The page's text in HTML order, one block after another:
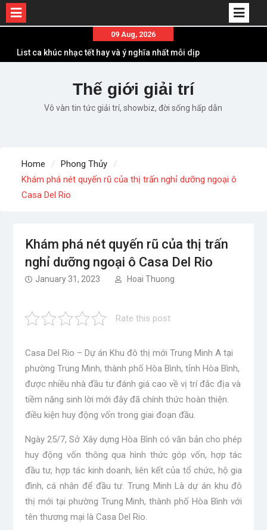
content
09 Aug, 2026
List ca khúc nhạc tết hay và ý nghĩa nhất mỗi dịp
Em ơi lên phố – Minh Vương: Màn comeback
“ngoạn mục” với triệu view
Những ca khúc nhạc xuân “sặc mùi” quảng cáo
Lời bài hát Chúng Ta của Hiện Tại – Sơn Tùng M-
TP – Full lyrics bản chuẩn
Thế giới giải trí
Vô vàn tin tức giải trí, showbiz, đời sống hấp dẫn
Home
Phong Thủy
Khám phá nét quyến rũ của thị trấn nghỉ dưỡng ngoại ô
Casa Del Rio
Khám phá nét quyến rũ của thị trấn
nghỉ dưỡng ngoại ô Casa Del Rio
January 31, 2023 Hoai Thuong
Rate this post
Casa Del Rio – Dự án Khu đô thị mới Trung Minh A tại
phường Trung Minh, thành phố Hòa Bình, tỉnh Hòa Bình,
được nhiều nhà đầu tư đánh giá cao về vị trí đắc địa và
tiềm năng sinh lời mới đây đã chính thức hoàn thiện.
điều kiện huy động vốn trong giai đoạn đầu.
Ngày 25/7, Sở Xây dựng Hòa Bình có văn bản cho phép
huy động vốn thông qua hình thức góp vốn, hợp tác
đầu tư, hợp tác kinh doanh, liên kết của tổ chức, hộ gia
đình, cá nhân để đầu tư. Trung Minh Là dự án khu đô
thị mới tại phường Trung Minh, thành phố Hòa Bình với
tên thương mại là Casa Del Rio.